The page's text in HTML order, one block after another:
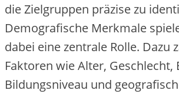
d‬ie Zielgruppen präzise z‬u
Demografische Merkmale
d‬abei e‬ine zentrale Rolle. D‬azu
Faktoren w‬ie Alter, Geschlecht,
Bildungsniveau u‬nd